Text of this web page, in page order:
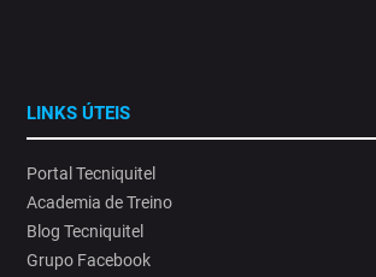
LINKS ÚTEIS
Portal Tecniquitel
Academia de Treino
Blog Tecniquitel
Grupo Facebook